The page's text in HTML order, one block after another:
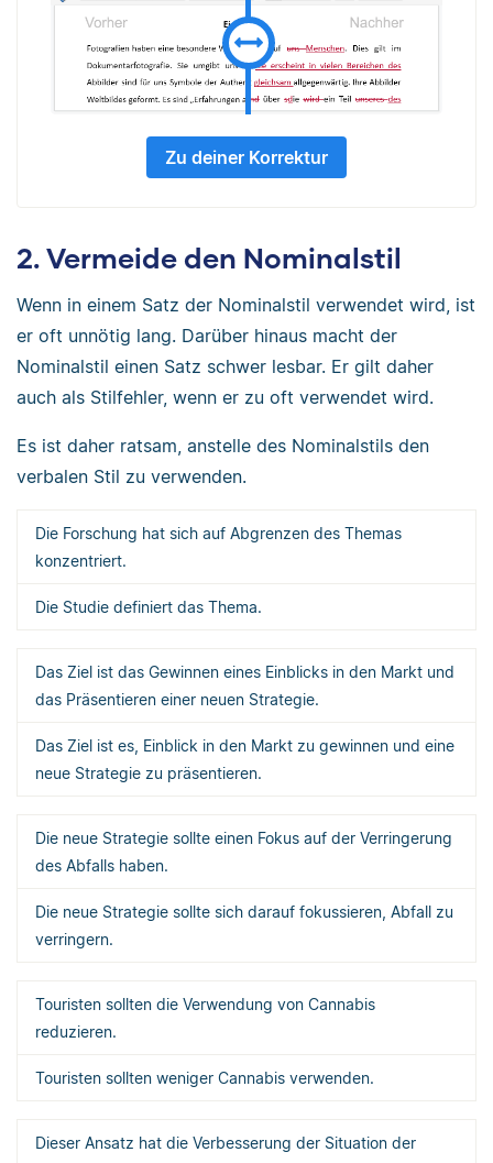
Zu deiner Korrektur
2. Vermeide den Nominalstil
Wenn in einem Satz der Nominalstil verwendet wird, ist
er oft unnötig lang. Darüber hinaus macht der
Nominalstil einen Satz schwer lesbar. Er gilt daher
auch als Stilfehler, wenn er zu oft verwendet wird.
Es ist daher ratsam, anstelle des Nominalstils den
verbalen Stil zu verwenden.
Die Forschung hat sich auf Abgrenzen des Themas
konzentriert.
Die Studie definiert das Thema.
Das Ziel ist das Gewinnen eines Einblicks in den Markt und
das Präsentieren einer neuen Strategie.
Das Ziel ist es, Einblick in den Markt zu gewinnen und eine
neue Strategie zu präsentieren.
Die neue Strategie sollte einen Fokus auf der Verringerung
des Abfalls haben.
Die neue Strategie sollte sich darauf fokussieren, Abfall zu
verringern.
Touristen sollten die Verwendung von Cannabis
reduzieren.
Touristen sollten weniger Cannabis verwenden.
Dieser Ansatz hat die Verbesserung der Situation der